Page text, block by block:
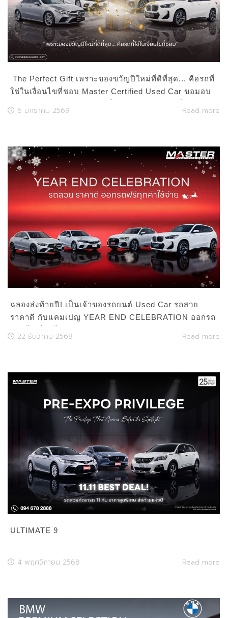
The Perfect Gift เพราะของขวัญปีใหม่ที่ดีที่สุด... คือรถที่
ใช่ในเงื่อนไขที่ชอบ Master Certified Used Car ขอมอบ
6 มกราคม 2569 Read more
ฉลองส่งท้ายปี! เป็นเจ้าของรถยนต์ Used Car รถสวย
ราคาดี กับแคมเปญ YEAR END CELEBRATION ออกรถ
22 ธันวาคม 2568 Read more
ULTIMATE 9
4 พฤศจิกายน 2568 Read more